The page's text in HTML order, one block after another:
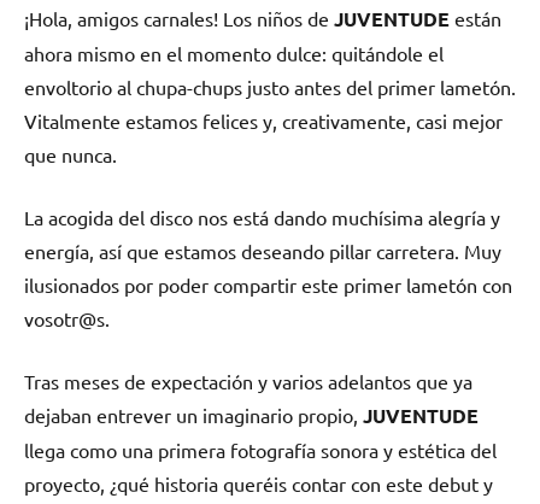
¡Hola, amigos carnales! Los niños de JUVENTUDE están
ahora mismo en el momento dulce: quitándole el
envoltorio al chupa-chups justo antes del primer lametón.
Vitalmente estamos felices y, creativamente, casi mejor
que nunca.
La acogida del disco nos está dando muchísima alegría y
energía, así que estamos deseando pillar carretera. Muy
ilusionados por poder compartir este primer lametón con
vosotr@s.
Tras meses de expectación y varios adelantos que ya
dejaban entrever un imaginario propio, JUVENTUDE
llega como una primera fotografía sonora y estética del
proyecto, ¿qué historia queréis contar con este debut y